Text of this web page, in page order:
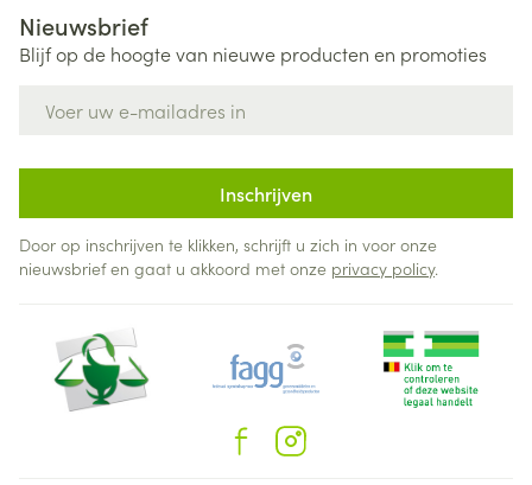
Nieuwsbrief
Blijf op de hoogte van nieuwe producten en promoties
Inschrijven
Door op inschrijven te klikken, schrijft u zich in voor onze
nieuwsbrief en gaat u akkoord met onze privacy policy.